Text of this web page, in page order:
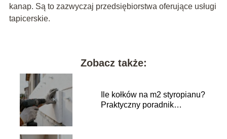
kanap. Są to zazwyczaj przedsiębiorstwa oferujące usługi
tapicerskie.
Zobacz także:
Ile kołków na m2 styropianu?
Praktyczny poradnik